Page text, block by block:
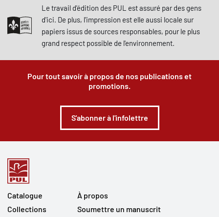
Le travail d'édition des PUL est assuré par des gens
d'ici. De plus, l'impression est elle aussi locale sur
papiers issus de sources responsables, pour le plus
grand respect possible de l'environnement.
Pour tout savoir à propos de nos publications et
promotions.
S'abonner à l'infolettre
Catalogue
Collections
À propos
Soumettre un manuscrit